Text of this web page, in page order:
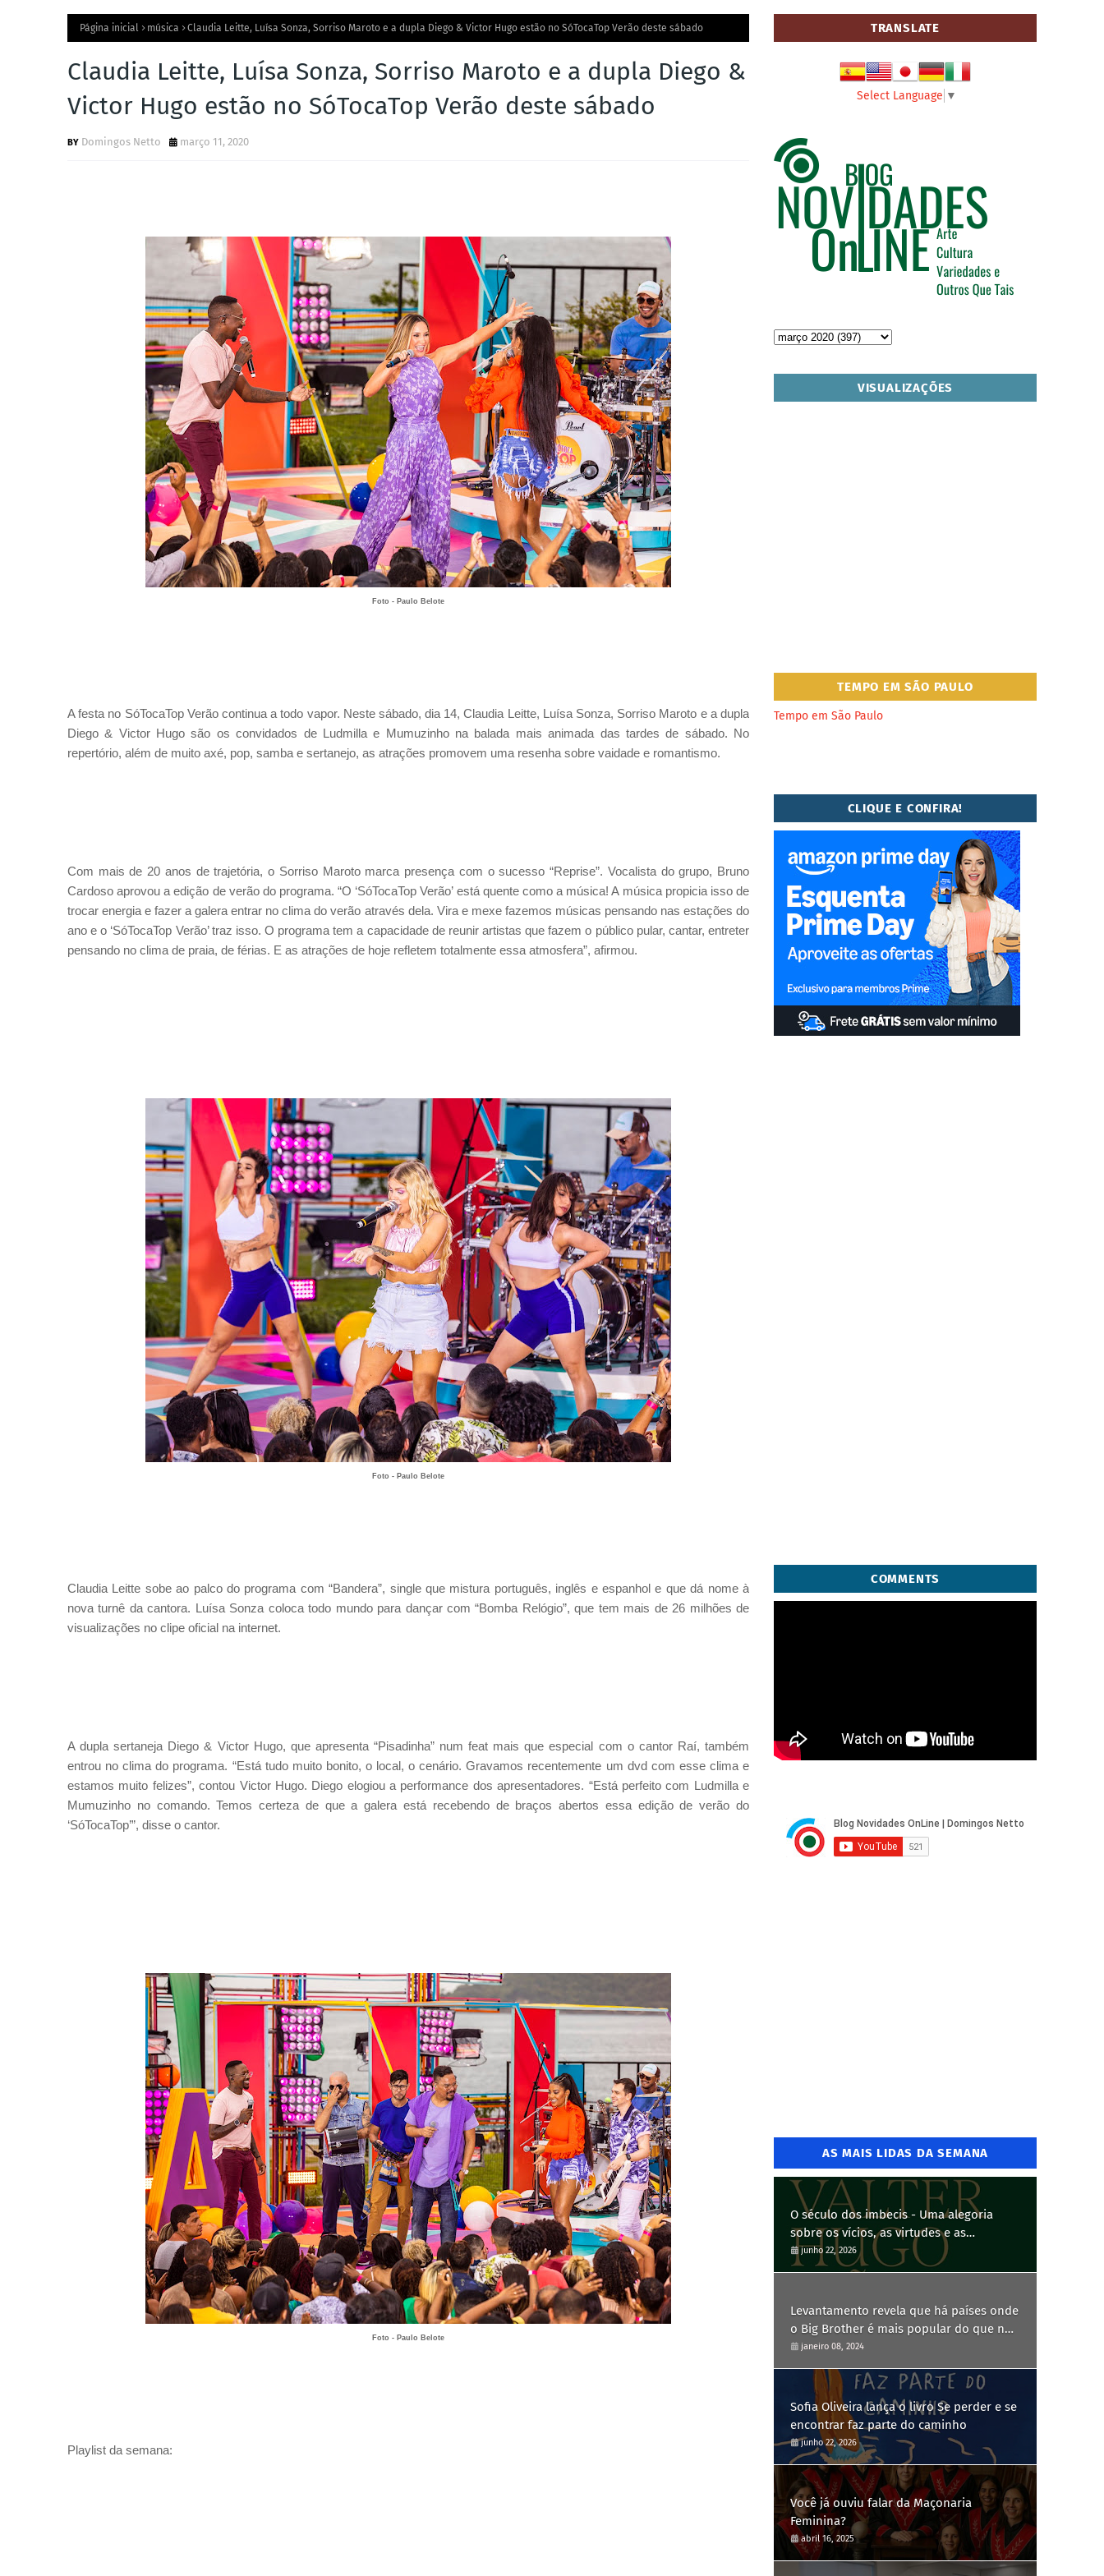
Página inicial música Claudia Leitte, Luísa Sonza, Sorriso Maroto e a dupla Diego & Victor Hugo estão no SóTocaTop Verão deste sábado
Claudia Leitte, Luísa Sonza, Sorriso Maroto e a dupla Diego &
Victor Hugo estão no SóTocaTop Verão deste sábado
Domingos Netto março 11, 2020
Foto - Paulo Belote
A festa no SóTocaTop Verão continua a todo vapor. Neste sábado, dia 14, Claudia Leitte, Luísa Sonza, Sorriso Maroto e a dupla
Diego & Victor Hugo são os convidados de Ludmilla e Mumuzinho na balada mais animada das tardes de sábado. No
repertório, além de muito axé, pop, samba e sertanejo, as atrações promovem uma resenha sobre vaidade e romantismo.
Com mais de 20 anos de trajetória, o Sorriso Maroto marca presença com o sucesso “Reprise”. Vocalista do grupo, Bruno
Cardoso aprovou a edição de verão do programa. “O ‘SóTocaTop Verão’ está quente como a música! A música propicia isso de
trocar energia e fazer a galera entrar no clima do verão através dela. Vira e mexe fazemos músicas pensando nas estações do
ano e o ‘SóTocaTop Verão’ traz isso. O programa tem a capacidade de reunir artistas que fazem o público pular, cantar, entreter
pensando no clima de praia, de férias. E as atrações de hoje refletem totalmente essa atmosfera”, afirmou.
Foto - Paulo Belote
Claudia Leitte sobe ao palco do programa com “Bandera”, single que mistura português, inglês e espanhol e que dá nome à
nova turnê da cantora. Luísa Sonza coloca todo mundo para dançar com “Bomba Relógio”, que tem mais de 26 milhões de
visualizações no clipe oficial na internet.
A dupla sertaneja Diego & Victor Hugo, que apresenta “Pisadinha” num feat mais que especial com o cantor Raí, também
entrou no clima do programa. “Está tudo muito bonito, o local, o cenário. Gravamos recentemente um dvd com esse clima e
estamos muito felizes”, contou Victor Hugo. Diego elogiou a performance dos apresentadores. “Está perfeito com Ludmilla e
Mumuzinho no comando. Temos certeza de que a galera está recebendo de braços abertos essa edição de verão do
‘SóTocaTop’”, disse o cantor.
Foto - Paulo Belote
Playlist da semana:
TRANSLATE
Select Language ▼
VISUALIZAÇÕES
TEMPO EM SÃO PAULO
Tempo em São Paulo
CLIQUE E CONFIRA!
COMMENTS
AS MAIS LIDAS DA SEMANA
O século dos imbecis - Uma alegoria
sobre os vícios, as virtudes e as
contradições humanas
junho 22, 2026
Levantamento revela que há países onde
o Big Brother é mais popular do que no
Brasil
janeiro 08, 2024
Sofia Oliveira lança o livro Se perder e se
encontrar faz parte do caminho
junho 22, 2026
Você já ouviu falar da Maçonaria
Feminina?
abril 16, 2025